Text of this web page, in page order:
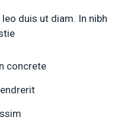
duis ut diam. In nibh
concrete